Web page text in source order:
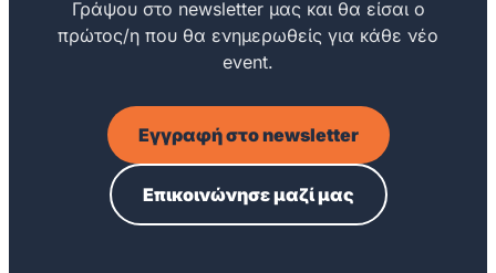
Γράψου στο newsletter μας και θα είσαι ο
πρώτος/η που θα ενημερωθείς για κάθε νέο
event.
Εγγραφή στο newsletter
Επικοινώνησε μαζί μας